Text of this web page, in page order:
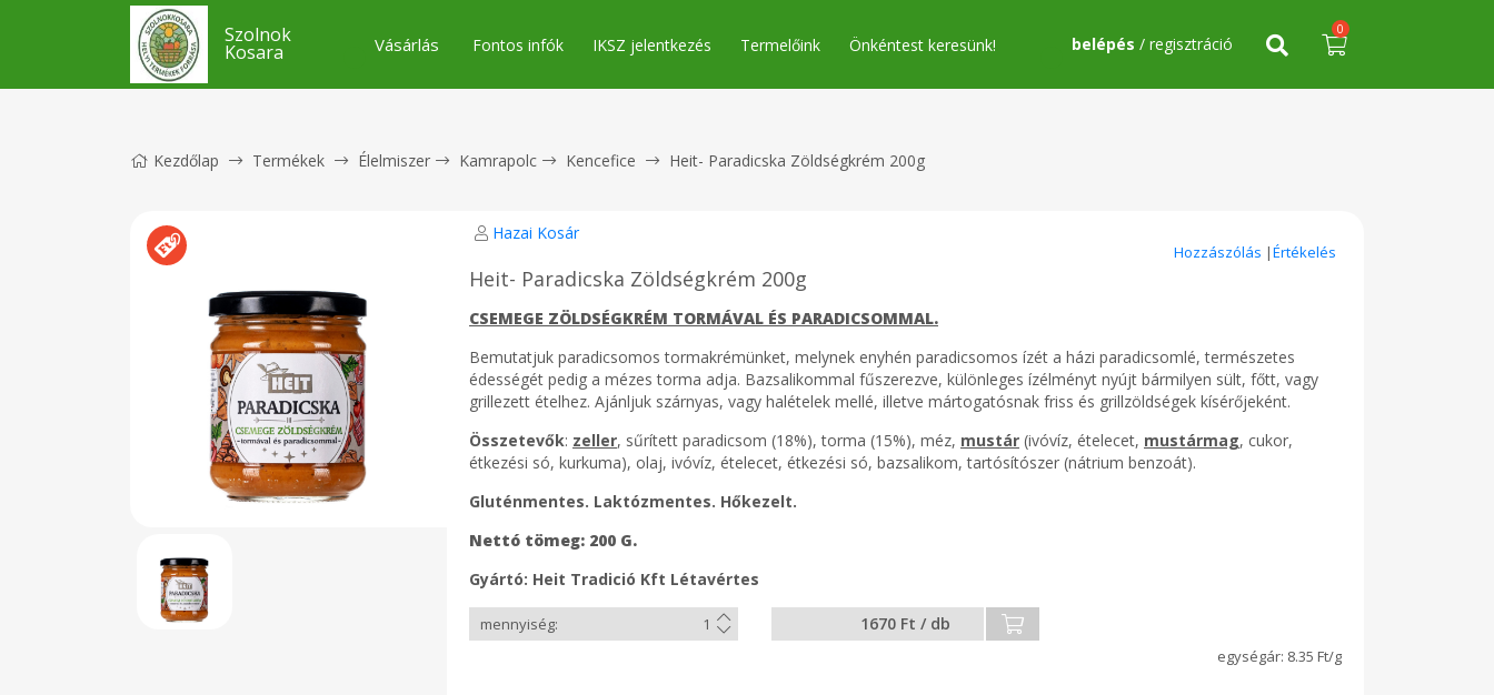
Szolnok
Kosara Vásárlás Fontos infók IKSZ jelentkezés Termelőink Önkéntest keresünk! belépés / regisztráció
0
Kezdőlap Termékek Élelmiszer Kamrapolc Kencefice Heit- Paradicska Zöldségkrém 200g
Hazai Kosár
Hozzászólás |Értékelés
Heit- Paradicska Zöldségkrém 200g
CSEMEGE ZÖLDSÉGKRÉM TORMÁVAL ÉS PARADICSOMMAL.
Bemutatjuk paradicsomos tormakrémünket, melynek enyhén paradicsomos ízét a házi paradicsomlé, természetes
édességét pedig a mézes torma adja. Bazsalikommal fűszerezve, különleges ízélményt nyújt bármilyen sült, főtt, vagy
grillezett ételhez. Ajánljuk szárnyas, vagy halételek mellé, illetve mártogatósnak friss és grillzöldségek kísérőjeként.
Összetevők: zeller, sűrített paradicsom (18%), torma (15%), méz, mustár (ivóvíz, ételecet, mustármag, cukor,
étkezési só, kurkuma), olaj, ivóvíz, ételecet, étkezési só, bazsalikom, tartósítószer (nátrium benzoát).
Gluténmentes. Laktózmentes. Hőkezelt.
Nettó tömeg: 200 G.
Gyártó: Heit Tradició Kft Létavértes
1670 Ft / db
8.35 Ft/g